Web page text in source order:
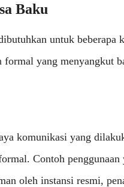
Baku
untuk beberapa
yang menyangkut
komunikasi yang
Contoh penggunaan
oleh instansi resmi,